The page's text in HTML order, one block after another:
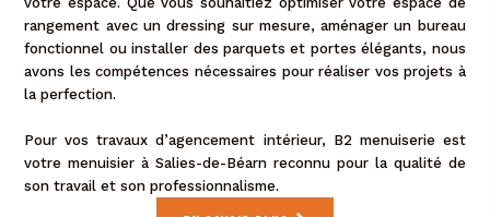
rangement avec un dressing sur mesure, aménager un bureau
fonctionnel ou installer des parquets et portes élégants, nous
avons les compétences nécessaires pour réaliser vos projets à
la perfection.
Pour vos travaux d’agencement intérieur, B2 menuiserie est
votre menuisier à Salies-de-Béarn reconnu pour la qualité de
son travail et son professionnalisme.